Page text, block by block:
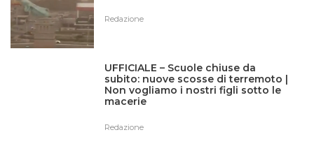
Redazione
UFFICIALE – Scuole chiuse da
subito: nuove scosse di terremoto |
Non vogliamo i nostri figli sotto le
macerie
Redazione